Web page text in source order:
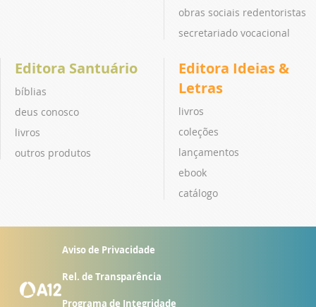
obras sociais redentoristas
secretariado vocacional
Editora Santuário
bíblias
deus conosco
livros
outros produtos
Editora Ideias &
Letras
livros
coleções
lançamentos
ebook
catálogo
Aviso de Privacidade
Rel. de Transparência
Programa de Integridade